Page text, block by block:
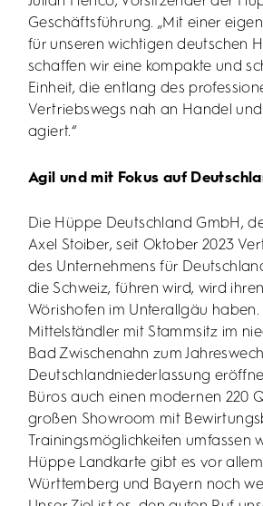
Geschäftsführung. „Mit einer
für unseren wichtigen deutschen
schaffen wir eine kompakte und
Einheit, die entlang des
Vertriebswegs nah an Handel
agiert.“
Agil und mit Fokus auf
Die Hüppe Deutschland GmbH,
Axel Stoiber, seit Oktober 2023
des Unternehmens für
die Schweiz, führen wird, wird
Wörishofen im Unterallgäu
Mittelständler mit Stammsitz im
Bad Zwischenahn zum
Deutschlandniederlassung
Büros auch einen modernen 220
großen Showroom mit
Trainingsmöglichkeiten umfassen
Hüppe Landkarte gibt es vor
Württemberg und Bayern noch